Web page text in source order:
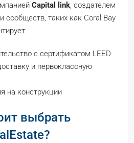
Capital link, создателем
сообществ, таких как Coral Bay
с сертификатом LEED
и первоклассную
на конструкции
выбрать